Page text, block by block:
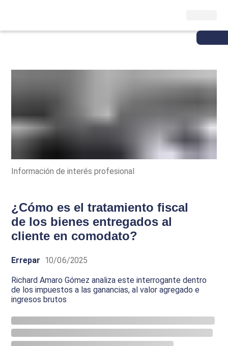
Información de interés profesional
¿Cómo es el tratamiento fiscal
de los bienes entregados al
cliente en comodato?
Errepar 10/06/2025
Richard Amaro Gómez analiza este interrogante dentro
de los impuestos a las ganancias, al valor agregado e
ingresos brutos